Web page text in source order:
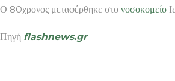
Ο 80χρονος μεταφέρθηκε στο νοσοκομείο
Πηγή flashnews.gr